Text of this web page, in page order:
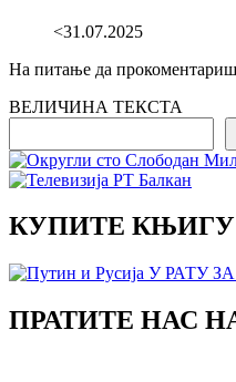
<31.07.2025
На питање да
ВЕЛИЧИНА ТЕКСТА
КУПИТЕ КЊИГУ
ПРАТИТЕ НАС